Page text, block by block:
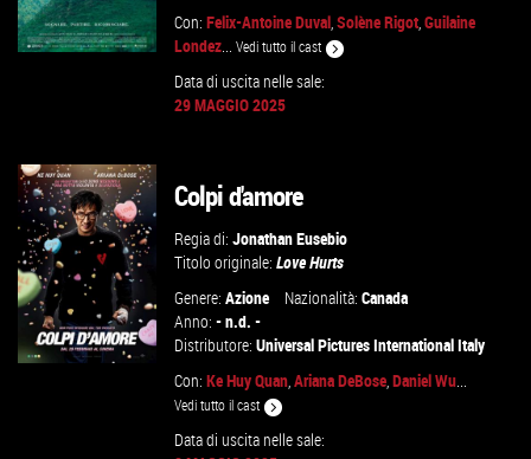
VAI ALLA SCHEDA
Con:Felix-Antoine Duval,Solène Rigot,Guilaine
Londez...Vedi tutto il cast
Data di uscita nelle sale:
29 MAGGIO 2025
Colpi d'amore
Regia di:Jonathan Eusebio
Titolo originale:Love Hurts
Genere:Azione Nazionalità:Canada
Anno:- n.d. -
Distributore:Universal Pictures International Italy
Con:Ke Huy Quan,Ariana DeBose,Daniel Wu...
Vedi tutto il cast
Data di uscita nelle sale: